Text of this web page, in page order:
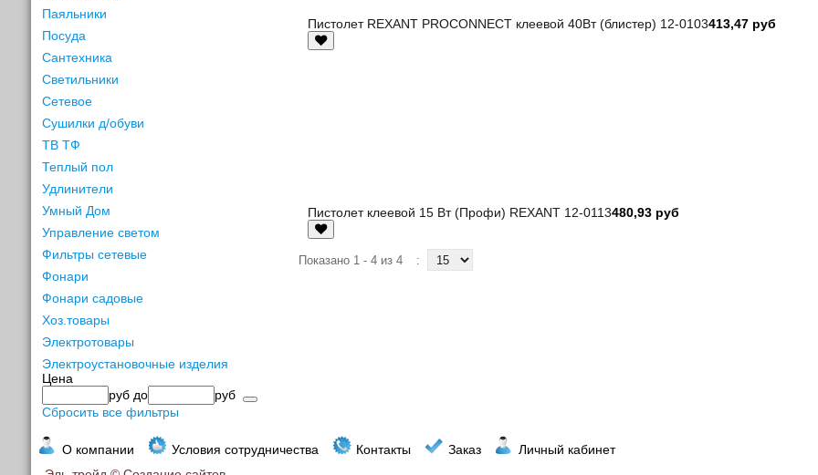
Паяльники
Посуда
Сантехника
Светильники
Сетевое
Сушилки д/обуви
ТВ ТФ
Теплый пол
Удлинители
Умный Дом
Управление светом
Фильтры сетевые
Фонари
Фонари садовые
Хоз.товары
Электротовары
Электроустановочные изделия
Цена
руб до
руб
Сбросить все фильтры
Пистолет REXANT PROCONNECT клеевой 40Вт (блистер) 12-0103413,47 руб
Пистолет клеевой 15 Вт (Профи) REXANT 12-0113480,93 руб
Показано 1 - 4 из 4 :
О компании Условия сотрудничества Контакты Заказ
Личный кабинет